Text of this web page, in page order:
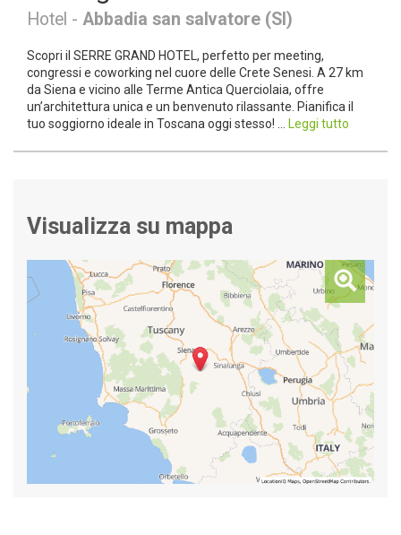
Hotel - Abbadia san salvatore (SI)
Scopri il SERRE GRAND HOTEL, perfetto per meeting,
congressi e coworking nel cuore delle Crete Senesi. A 27 km
da Siena e vicino alle Terme Antica Querciolaia, offre
un’architettura unica e un benvenuto rilassante. Pianifica il
tuo soggiorno ideale in Toscana oggi stesso! ...
Leggi tutto
Visualizza su mappa